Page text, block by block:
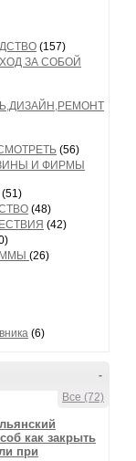
(157)
ЗА СОБОЙ
(56)
И ФИРМЫ
(51)
(48)
(42)
(26)
(6)
-
Все (72)
как закрыть
при